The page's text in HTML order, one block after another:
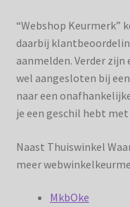
Voordelen certificatie
“Webshop Keurmerk”
daarbij
aanmelden. Verder zijn
wel aangesloten bij
naar een
je een geschil hebt
Naast Thuiswinkel
meer
MkbOke